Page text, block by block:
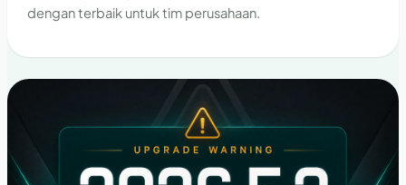
dengan terbaik untuk tim perusahaan.